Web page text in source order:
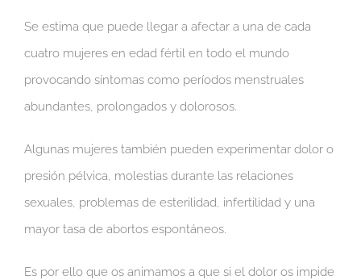
Se estima que puede llegar a afectar a una de cada
cuatro mujeres en edad fértil en todo el mundo
provocando síntomas como períodos menstruales
abundantes, prolongados y dolorosos.
Algunas mujeres también pueden experimentar dolor o
presión pélvica, molestias durante las relaciones
sexuales, problemas de esterilidad, infertilidad y una
mayor tasa de abortos espontáneos.
Es por ello que os animamos a que si el dolor os impide